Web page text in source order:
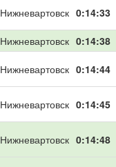
Нижневартовск 0:14:33
Нижневартовск 0:14:38
Нижневартовск 0:14:44
Нижневартовск 0:14:45
Нижневартовск 0:14:48